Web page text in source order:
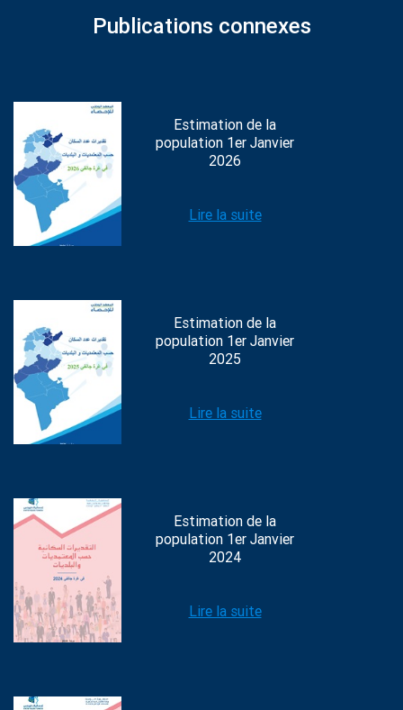
Publications connexes
Estimation de la
population 1er Janvier
2026
Lire la suite
Estimation de la
population 1er Janvier
2025
Lire la suite
Estimation de la
population 1er Janvier
2024
Lire la suite